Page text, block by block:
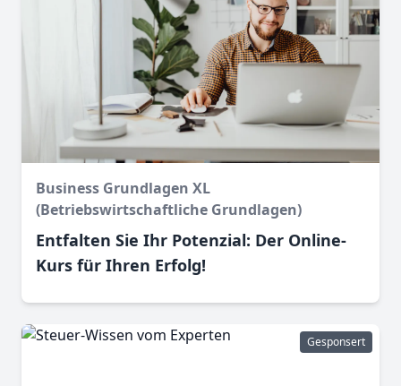
Business Grundlagen XL
(Betriebswirtschaftliche Grundlagen)
Entfalten Sie Ihr Potenzial: Der Online-
Kurs für Ihren Erfolg!
Gesponsert